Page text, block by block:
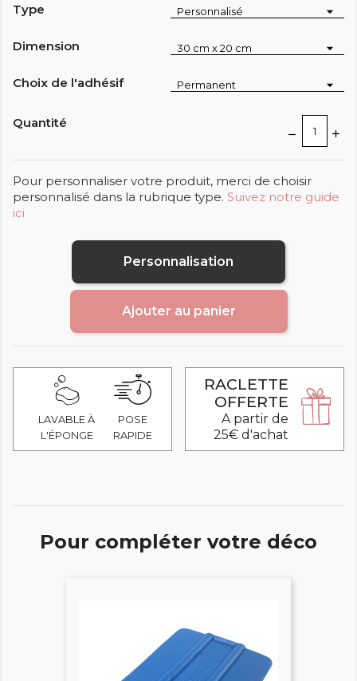
Type
Dimension
Choix de l'adhésif
Quantité
Pour personnaliser votre produit, merci de choisir
personnalisé dans la rubrique type. Suivez notre guide
ici
Personnalisation
Ajouter au panier
LAVABLE À
L'ÉPONGE
POSE
RAPIDE
RACLETTE
OFFERTE
A partir de
25€ d'achat
Pour compléter votre déco